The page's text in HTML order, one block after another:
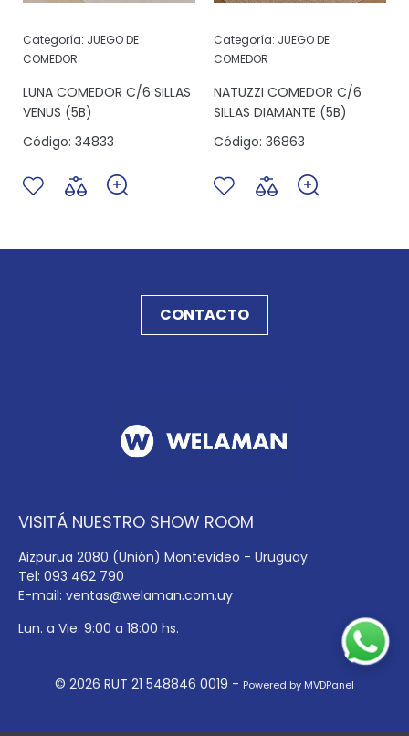
Categoría: JUEGO DE
COMEDOR
LUNA COMEDOR C/6 SILLAS
VENUS (5B)
Código: 34833
Categoría: JUEGO DE
COMEDOR
NATUZZI COMEDOR C/6
SILLAS DIAMANTE (5B)
Código: 36863
CONTACTO
VISITÁ NUESTRO SHOW ROOM
Aizpurua 2080 (Unión) Montevideo - Uruguay
Tel: 093 462 790
E-mail: ventas@welaman.com.uy
Lun. a Vie. 9:00 a 18:00 hs.
© 2026 RUT 21 548846 0019 - Powered by MVDPanel